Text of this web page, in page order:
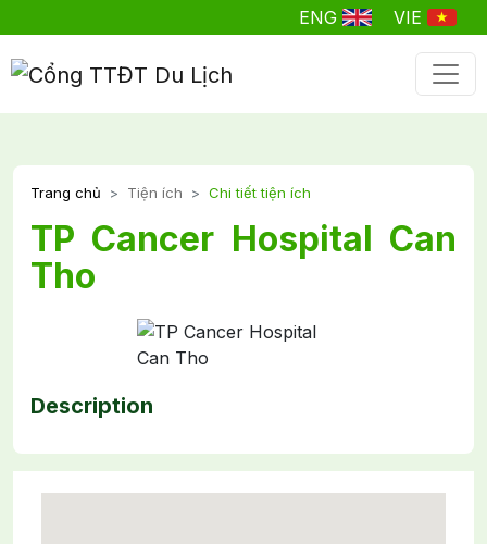
ENG VIE
Trang chủ Tiện ích Chi tiết tiện ích
TP Cancer Hospital Can
Tho
Description